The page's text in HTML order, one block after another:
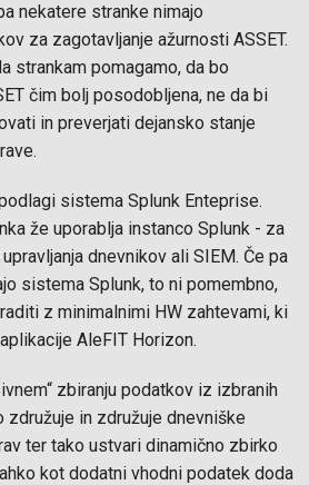
nekatere stranke nimajo
za zagotavljanje ažurnosti ASSET.
strankam pomagamo, da bo
čim bolj posodobljena, ne da bi
in preverjati dejansko stanje
sistema Splunk Enteprise.
že uporablja instanco Splunk - za
dnevnikov ali SIEM. Če pa
sistema Splunk, to ni pomembno,
z minimalnimi HW zahtevami, ki
AleFIT Horizon.
zbiranju podatkov iz izbranih
združuje in združuje dnevniške
ter tako ustvari dinamično zbirko
kot dodatni vhodni podatek doda